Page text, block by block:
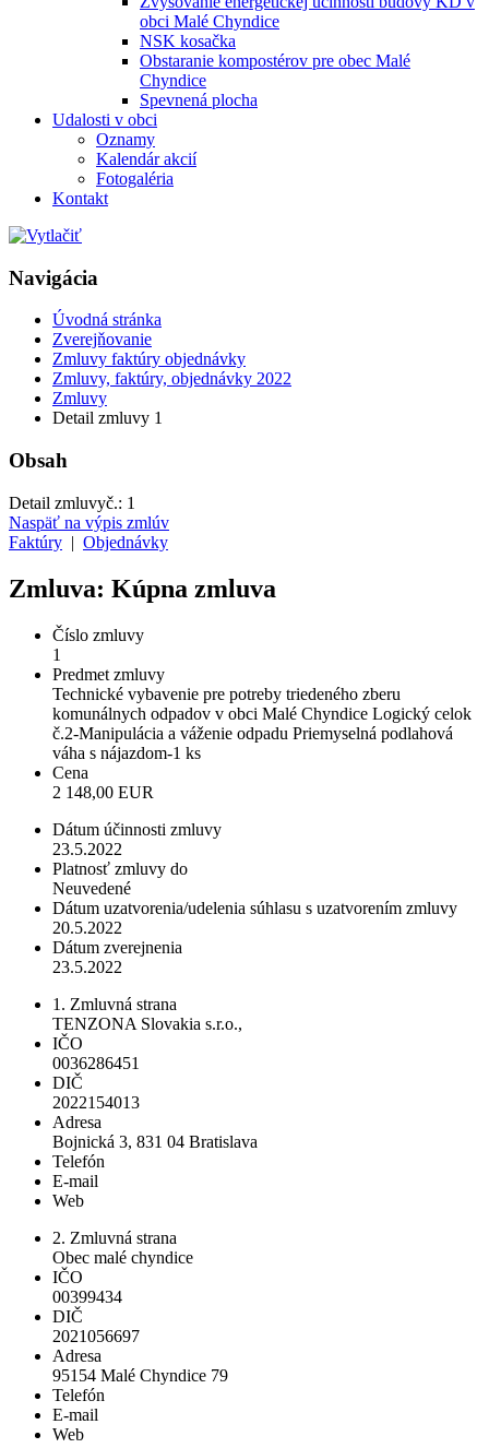
obci Malé Chyndice
NSK kosačka
Obstaranie kompostérov pre obec Malé
Chyndice
Spevnená plocha
Udalosti v obci
Oznamy
Kalendár akcií
Fotogaléria
Kontakt
Navigácia
Úvodná stránka
Zverejňovanie
Zmluvy faktúry objednávky
Zmluvy, faktúry, objednávky 2022
Zmluvy
Detail zmluvy 1
Obsah
Detail zmluvyč.: 1
Naspäť na výpis zmlúv
Faktúry | Objednávky
Zmluva: Kúpna zmluva
Číslo zmluvy
1
Predmet zmluvy
Technické vybavenie pre potreby triedeného zberu
komunálnych odpadov v obci Malé Chyndice Logický celok
č.2-Manipulácia a váženie odpadu Priemyselná podlahová
váha s nájazdom-1 ks
Cena
2 148,00 EUR
Dátum účinnosti zmluvy
23.5.2022
Platnosť zmluvy do
Neuvedené
Dátum uzatvorenia/udelenia súhlasu s uzatvorením zmluvy
20.5.2022
Dátum zverejnenia
23.5.2022
1. Zmluvná strana
TENZONA Slovakia s.r.o.,
IČO
0036286451
DIČ
2022154013
Adresa
Bojnická 3, 831 04 Bratislava
Telefón
E-mail
Web
2. Zmluvná strana
Obec malé chyndice
IČO
00399434
DIČ
2021056697
Adresa
95154 Malé Chyndice 79
Telefón
E-mail
Web